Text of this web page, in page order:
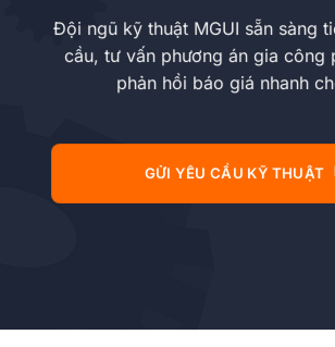
Đội ngũ kỹ thuật MGUI sẵn sàng
cầu, tư vấn phương án gia công
phản hồi báo giá nhanh
GỬI YÊU CẦU KỸ THUẬT